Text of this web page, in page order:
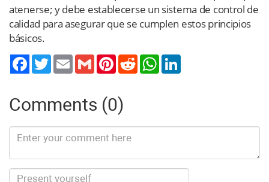
atenerse; y debe establecerse un sistema de control de
calidad para asegurar que se cumplen estos principios
básicos.
TwitterEmail Gmail PinterestReddit WhatsApp
Comments (0)